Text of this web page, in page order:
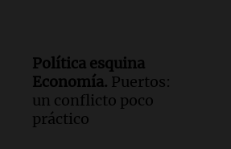
Política esquina
Economía. Puertos:
un conflicto poco
práctico